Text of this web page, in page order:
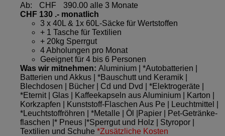
Ab: CHF 390.00 alle 3 Monate
CHF 130 .- monatlich
3 x 40L & 1x 60L-Säcke für Wertstoffen
+ 1 Tasche für Textilien
+ 20kg Sperrgut
4 Abholungen pro Monat
Geeignet für 4 bis 6 Personen
Was wir mitnehmen: Aluminium | *Autobatterien |
Batterien und Akkus | *Bauschutt und Keramik |
Blechdosen | Bücher | Cd und Dvd | *Elektrogeräte |
*Eternit | Glas | Kaffeekapseln aus Aluminium | Karton |
Korkzapfen | Kunststoff-Flaschen Aus Pe | Leuchtmittel |
*Leuchtstoffröhren | *Metalle | Öl |Papier | Pet-Getränke­
flaschen |* Pneus |*Sperrgut und Holz | Styropor |
Textilien und Schuhe *Zusätzliche Kosten